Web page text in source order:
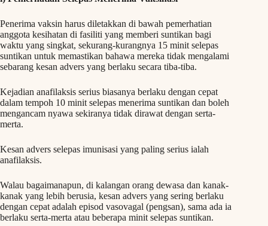
Penerima vaksin harus diletakkan di bawah pemerhatian
anggota kesihatan di fasiliti yang memberi suntikan bagi
waktu yang singkat, sekurang-kurangnya 15 minit selepas
suntikan untuk memastikan bahawa mereka tidak mengalami
sebarang kesan advers yang berlaku secara tiba-tiba.
Kejadian anafilaksis serius biasanya berlaku dengan cepat
dalam tempoh 10 minit selepas menerima suntikan dan boleh
mengancam nyawa sekiranya tidak dirawat dengan serta-
merta.
Kesan advers selepas imunisasi yang paling serius ialah
anafilaksis.
Walau bagaimanapun, di kalangan orang dewasa dan kanak-
kanak yang lebih berusia, kesan advers yang sering berlaku
dengan cepat adalah episod vasovagal (pengsan), sama ada ia
berlaku serta-merta atau beberapa minit selepas suntikan.